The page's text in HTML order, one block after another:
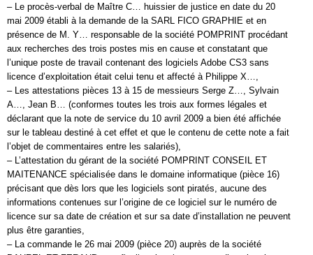
– Le procès-verbal de Maître C… huissier de justice en date du 20
mai 2009 établi à la demande de la SARL FICO GRAPHIE et en
présence de M. Y… responsable de la société POMPRINT procédant
aux recherches des trois postes mis en cause et constatant que
l’unique poste de travail contenant des logiciels Adobe CS3 sans
licence d’exploitation était celui tenu et affecté à Philippe X…,
– Les attestations pièces 13 à 15 de messieurs Serge Z…, Sylvain
A…, Jean B… (conformes toutes les trois aux formes légales et
déclarant que la note de service du 10 avril 2009 a bien été affichée
sur le tableau destiné à cet effet et que le contenu de cette note a fait
l’objet de commentaires entre les salariés),
– L’attestation du gérant de la société POMPRINT CONSEIL ET
MAITENANCE spécialisée dans le domaine informatique (pièce 16)
précisant que dès lors que les logiciels sont piratés, aucune des
informations contenues sur l’origine de ce logiciel sur le numéro de
licence sur sa date de création et sur sa date d’installation ne peuvent
plus être garanties,
– La commande le 26 mai 2009 (pièce 20) auprès de la société